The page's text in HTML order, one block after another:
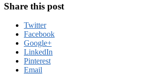
Share this post
Twitter
Facebook
Google+
LinkedIn
Pinterest
Email